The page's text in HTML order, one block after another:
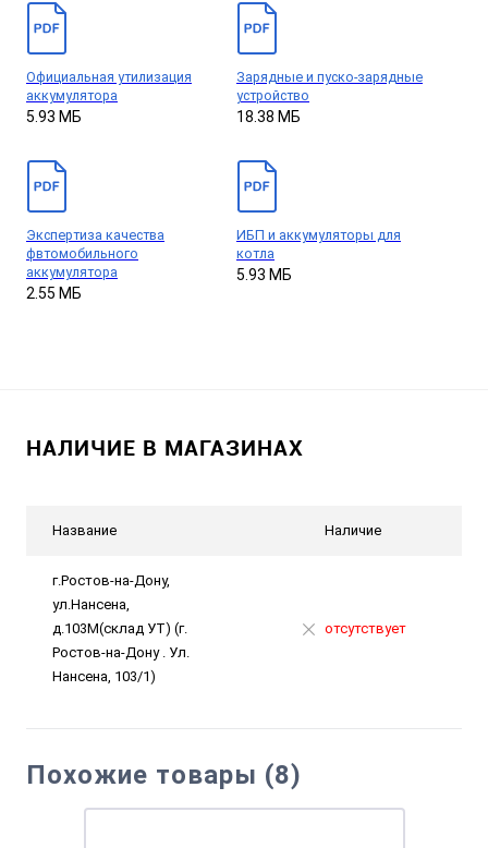
Официальная утилизация
аккумулятора
5.93 МБ
Зарядные и пуско-зарядные
устройство
18.38 МБ
Экспертиза качества
фвтомобильного
аккумулятора
2.55 МБ
ИБП и аккумуляторы для
котла
5.93 МБ
НАЛИЧИЕ В МАГАЗИНАХ
Название Наличие
г.Ростов-на-Дону,
ул.Нансена,
д.103М(склад УТ) (г.
Ростов-на-Дону . Ул.
Нансена, 103/1)
отсутствует
Похожие товары (8)